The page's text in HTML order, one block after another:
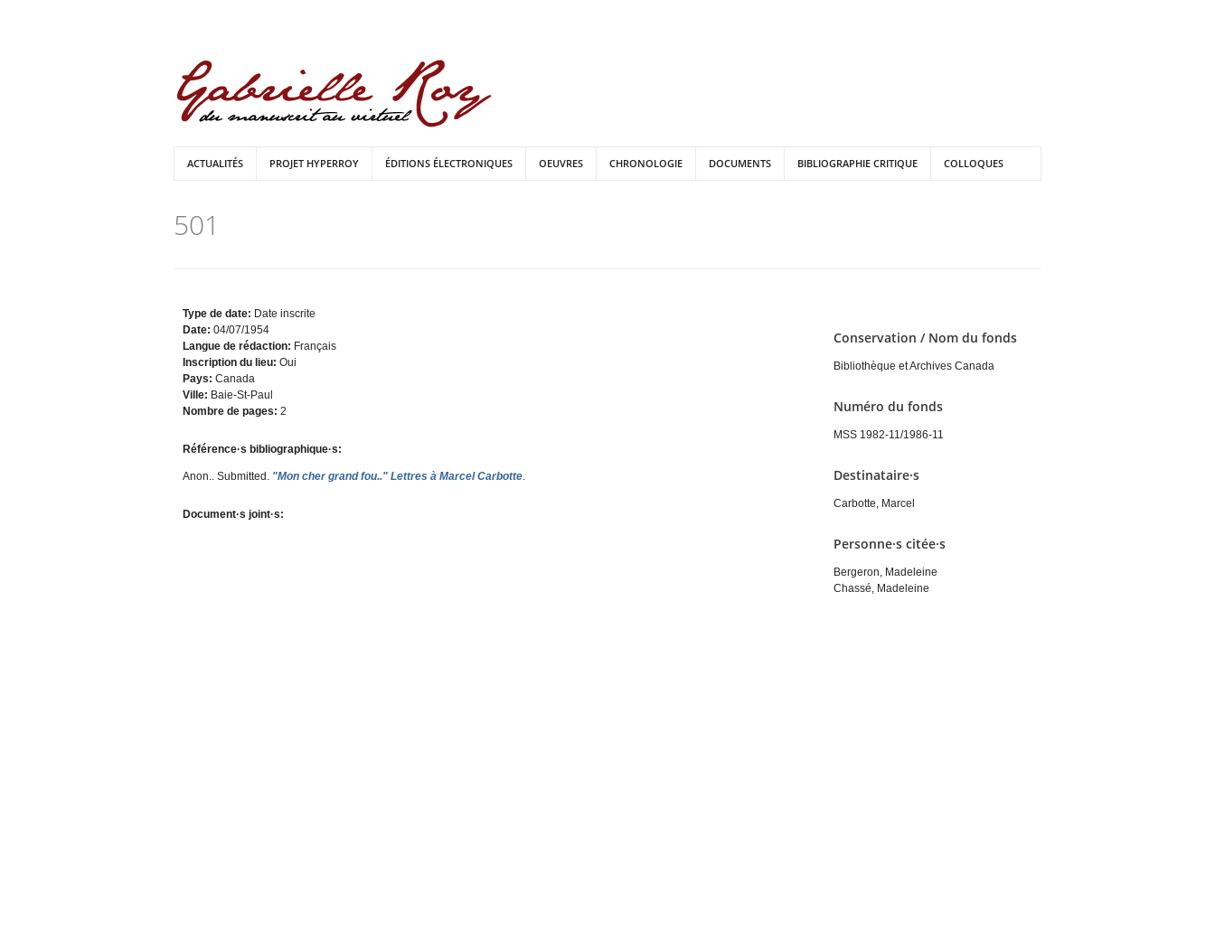
ACTUALITÉS PROJET HYPERROY ÉDITIONS ÉLECTRONIQUES OEUVRES CHRONOLOGIE DOCUMENTS BIBLIOGRAPHIE CRITIQUE COLLOQUES
501
Type de date: Date inscrite
Date: 04/07/1954
Langue de rédaction: Français
Inscription du lieu: Oui
Pays: Canada
Ville: Baie-St-Paul
Nombre de pages: 2
Référence·s bibliographique·s:
Anon.. Submitted. "Mon cher grand fou.." Lettres à Marcel Carbotte.
Document·s joint·s:
Conservation / Nom du fonds
Bibliothèque et Archives Canada
Numéro du fonds
MSS 1982-11/1986-11
Destinataire·s
Carbotte, Marcel
Personne·s citée·s
Bergeron, Madeleine
Chassé, Madeleine